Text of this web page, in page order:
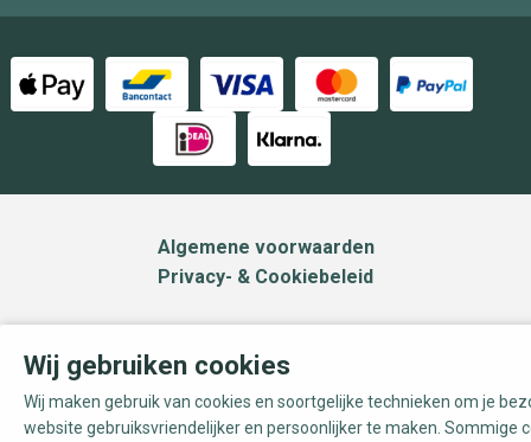
Algemene voorwaarden
Privacy- & Cookiebeleid
Wij gebruiken cookies
Wij maken gebruik van cookies en soortgelijke technieken om je
website gebruiksvriendelijker en persoonlijker te maken. Sommige